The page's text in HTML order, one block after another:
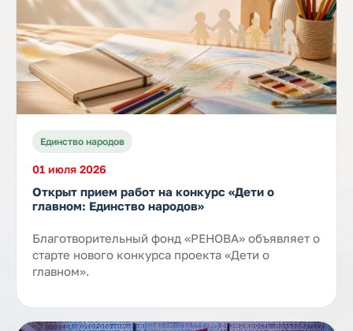
Единство народов
01 июля 2026
Открыт прием работ на конкурс «Дети о
главном: Единство народов»
Благотворительный фонд «РЕНОВА» объявляет о
старте нового конкурса проекта «Дети о
главном».